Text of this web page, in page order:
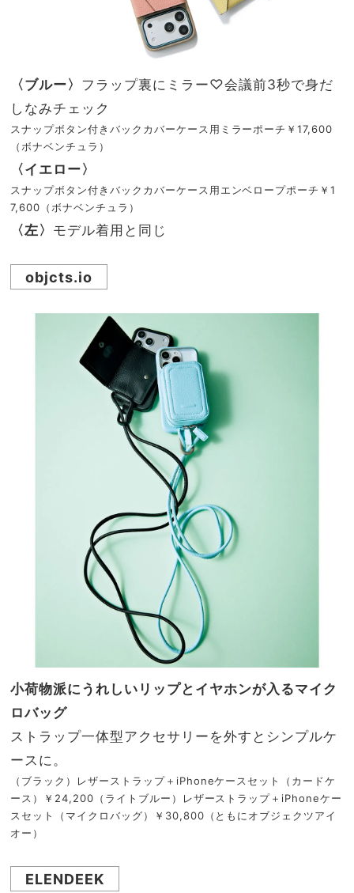
〈ブルー〉 フラップ裏にミラー♡会議前3秒で身だ
しなみチェック
スナップボタン付きバックカバーケース用ミラーポーチ￥17,600
（ボナベンチュラ）
〈イエロー〉
スナップボタン付きバックカバーケース用エンベロープポーチ￥1
7,600（ボナベンチュラ）
〈左〉 モデル着用と同じ
objcts.io
小荷物派にうれしいリップとイヤホンが入るマイク
ロバッグ
ストラップ一体型アクセサリーを外すとシンプルケ
ースに。
（ブラック）レザーストラップ＋iPhoneケースセット（カードケ
ース）￥24,200（ライトブルー）レザーストラップ＋iPhoneケー
スセット（マイクロバッグ）￥30,800（ともにオブジェクツアイ
オー）
ELENDEEK